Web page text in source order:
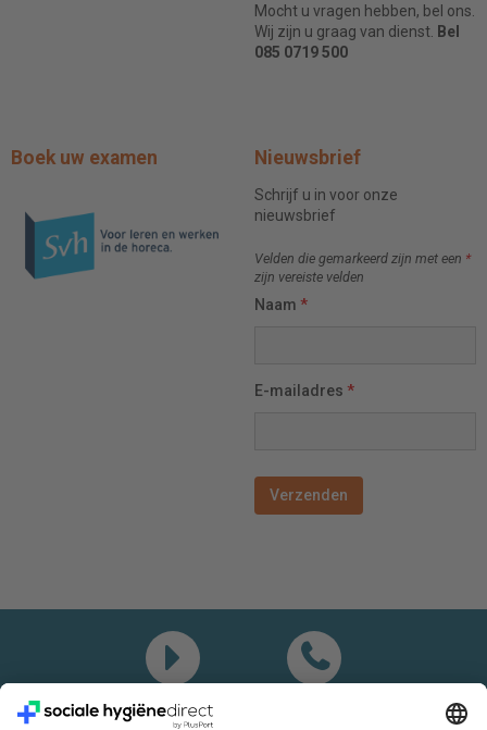
Mocht u vragen hebben, bel ons.
Wij zijn u graag van dienst. Bel
085 0719 500
Boek uw examen Nieuwsbrief
Schrijf u in voor onze
nieuwsbrief
Velden die gemarkeerd zijn met een *
zijn vereiste velden
Naam *
E-mailadres *
Demo